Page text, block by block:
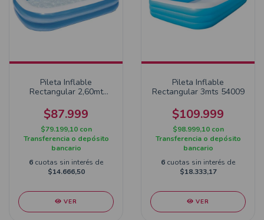
Pileta Inflable
Rectangular 2,60mt
$87.999
$79.199,10 con
Transferencia o depósito
bancario
6 cuotas sin interés de
$14.666,50
VER
Pileta Inflable
Rectangular 3mts 54009
$109.999
$98.999,10 con
Transferencia o depósito
bancario
6 cuotas sin interés de
$18.333,17
VER